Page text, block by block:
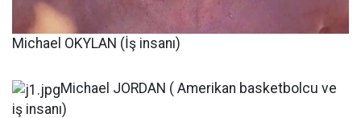
Michael OKYLAN (İş insanı)
Michael JORDAN ( Amerikan basketbolcu ve
iş insanı)